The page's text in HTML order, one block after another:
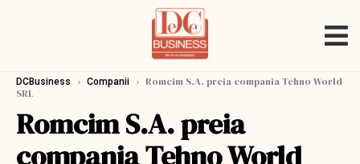
DCBusiness › Companii › Romcim S.A. preia compania Tehno World
SRL
Romcim S.A. preia
compania Tehno World